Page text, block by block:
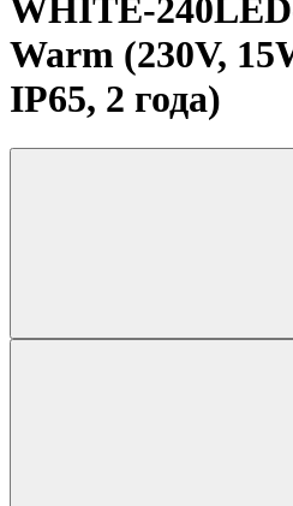
WHITE-
Warm (230V,
IP65, 2 года)